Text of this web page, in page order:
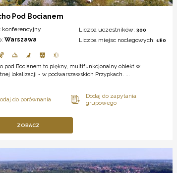
Pod Bocianem
konferencyjny
Warszawa
Liczba uczestników:300
Liczba miejsc noclegowych:180
pod Bocianem to piękny, multifunkcjonalny obiekt w
lokalizacji - w podwarszawskich Przypkach. ...
ZOBACZ